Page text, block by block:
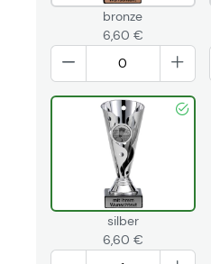
bronze
6,60 €
silber
6,60 €